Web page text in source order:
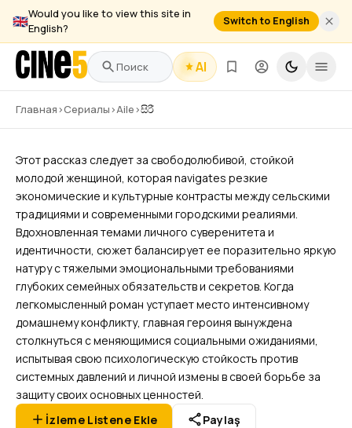
🇬🇧Would you like to view this site in
English?
Switch to English
AI
Главная›Сериалы›Aile›සිරී
සිරී
2026–Devam Ediyor1 Sezon
Aile,Dram,Pembe Dizi
Этот рассказ следует за свободолюбивой, стойкой
молодой женщиной, которая navigates резкие
экономические и культурные контрасты между сельскими
традициями и современными городскими реалиями.
Вдохновленная темами личного суверенитета и
идентичности, сюжет балансирует ее поразительно яркую
натуру с тяжелыми эмоциональными требованиями
глубоких семейных обязательств и секретов. Когда
легкомысленный роман уступает место интенсивному
домашнему конфликту, главная героиня вынуждена
столкнуться с меняющимися социальными ожиданиями,
испытывая свою психологическую стойкость против
системных давлений и личной измены в своей борьбе за
защиту своих основных ценностей.
İzleme Listene Ekle
Paylaş